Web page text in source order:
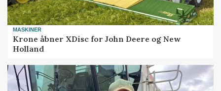
MASKINER
Krone åbner XDisc for John Deere og New
Holland